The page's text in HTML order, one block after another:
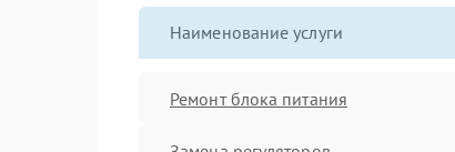
Наименование услуги
Ремонт блока питания